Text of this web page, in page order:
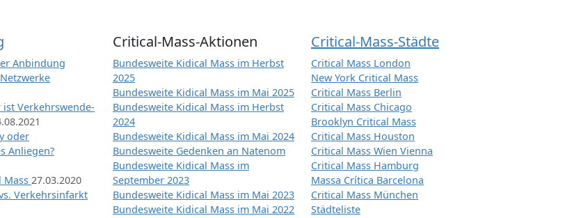
Anbindung
ist Verkehrswende-
oder
Anliegen?
Mass 27.03.2020
Verkehrsinfarkt
Critical-Mass-Aktionen
Bundesweite Kidical Mass im Herbst
2025
Bundesweite Kidical Mass im Mai 2025
Bundesweite Kidical Mass im Herbst
2024
Bundesweite Kidical Mass im Mai 2024
Bundesweite Gedenken an Natenom
Bundesweite Kidical Mass im
September 2023
Bundesweite Kidical Mass im Mai 2023
Bundesweite Kidical Mass im Mai 2022
Critical-Mass-Städte
Critical Mass London
New York Critical Mass
Critical Mass Berlin
Critical Mass Chicago
Brooklyn Critical Mass
Critical Mass Houston
Critical Mass Wien Vienna
Critical Mass Hamburg
Massa Crítica Barcelona
Critical Mass München
Städteliste